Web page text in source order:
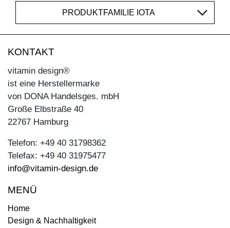
PRODUKTFAMILIE IOTA
KONTAKT
vitamin design®
ist eine Herstellermarke
von DONA Handelsges. mbH
Große Elbstraße 40
22767 Hamburg
Telefon: +49 40 31798362
Telefax: +49 40 31975477
info@vitamin-design.de
MENÜ
Home
Design & Nachhaltigkeit